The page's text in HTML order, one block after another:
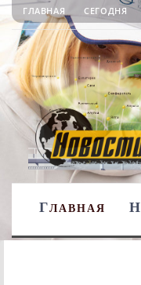
ГЛАВНАЯ СЕГОДНЯ
ГЛАВНАЯ Н